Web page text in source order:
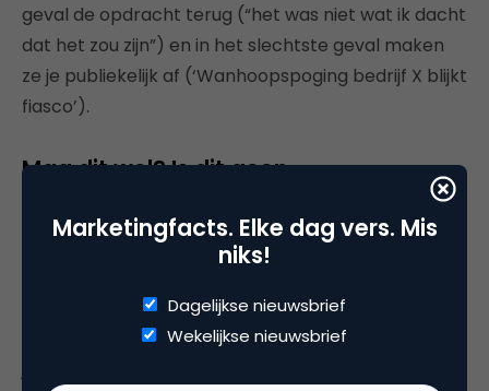
geval de opdracht terug (“het was niet wat ik dacht
dat het zou zijn”) en in het slechtste geval maken
ze je publiekelijk af (‘Wanhoopspoging bedrijf X blijkt
fiasco’).
Mag dit wel? Is dit geen
De aversie die ik bij sommige (vooral traditionele)
wederom aan het denken. Volgens mij zijn er twee
criteria voor een medium om dit aan te durven: zou
Marketingfacts. Elke dag vers. Mis
niks!
Dagelijkse nieuwsbrief
Wekelijkse nieuwsbrief